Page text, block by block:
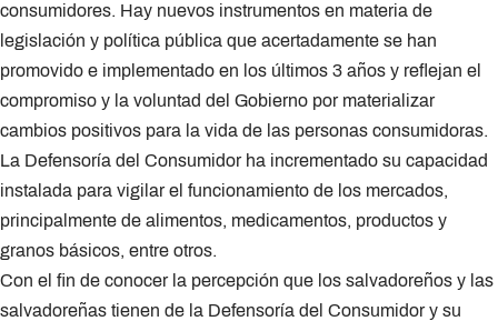
consumidores. Hay nuevos instrumentos en materia de
legislación y política pública que acertadamente se han
promovido e implementado en los últimos 3 años y reflejan el
compromiso y la voluntad del Gobierno por materializar
cambios positivos para la vida de las personas consumidoras.
La Defensoría del Consumidor ha incrementado su capacidad
instalada para vigilar el funcionamiento de los mercados,
principalmente de alimentos, medicamentos, productos y
granos básicos, entre otros.
Con el fin de conocer la percepción que los salvadoreños y las
salvadoreñas tienen de la Defensoría del Consumidor y su